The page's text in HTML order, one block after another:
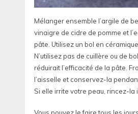
Mélanger ensemble l’argile de
vinaigre de cidre de pomme et
pâte. Utilisez un bol en
N’utilisez pas de cuillère ou de
réduirait l’efficacité de la pâte.
l’aisselle et conservez-la
Si elle irrite votre peau, rincez-la